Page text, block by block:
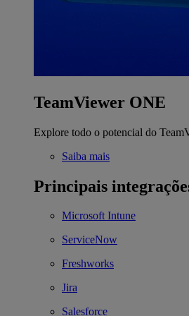
TeamViewer ONE
Explore todo o potencial do
Saiba mais
Principais
Microsoft Intune
ServiceNow
Freshworks
Jira
Salesforce